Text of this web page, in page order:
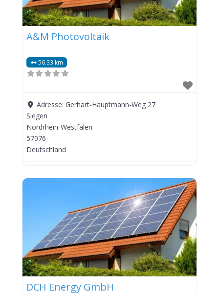
A&M Photovoltaik
56.33 km
Adresse:Gerhart-Hauptmann-Weg 27
Siegen
Nordrhein-Westfalen
57076
Deutschland
DCH Energy GmbH